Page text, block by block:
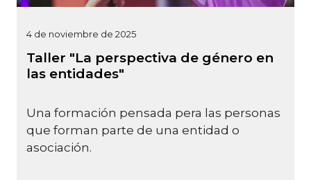
4 de noviembre de 2025
Taller "La perspectiva de género en
las entidades"
Una formación pensada pera las personas
que forman parte de una entidad o
asociación.